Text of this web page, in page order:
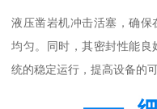
液压凿岩机冲击活塞，确
均匀。同时，其密封性能
统的稳定运行，提高设备的